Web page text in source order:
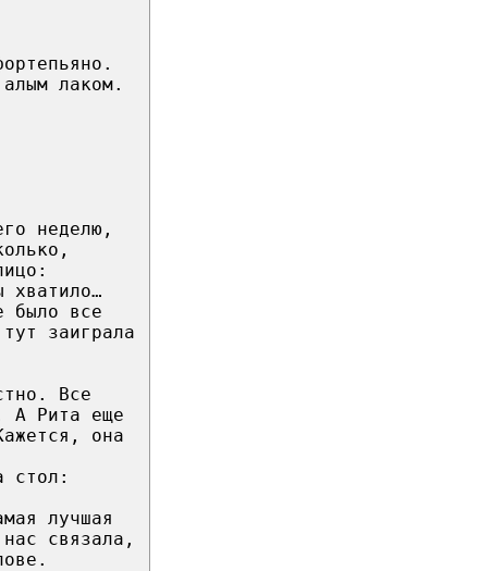
лаком.
неделю,
было все
заиграла
Все
А Рита еще
она
стол:
лучшая
связала,